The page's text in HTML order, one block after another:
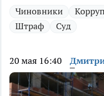
Чиновники
Штраф
Суд
20 мая 16:40